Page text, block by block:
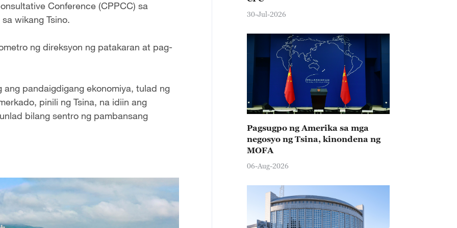
Conference (CPPCC) sa
wikang Tsino.
ng direksyon ng patakaran at pag-
pandaigdigang ekonomiya, tulad ng
pinili ng Tsina, na idiin ang
bilang sentro ng pambansang
30-Jul-2026
Pagsugpo ng Amerika sa mga
negosyo ng Tsina, kinondena ng
MOFA
06-Aug-2026